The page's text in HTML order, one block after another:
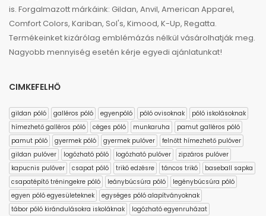
is. Forgalmazott márkáink: Gildan, Anvil, American Apparel,
Comfort Colors, Kariban, Sol's, Kimood, K-Up, Regatta.
Termékeinket kizárólag emblémázás nélkül vásárolhatják meg.
Nagyobb mennyiség esetén kérje egyedi ajánlatunkat!
CIMKEFELHŐ
gildan póló galléros póló egyenpóló póló ovisoknak
póló iskolásoknak
hímezhető galléros póló
céges póló munkaruha
pamut galléros póló
pamut póló
gyermek póló gyermek pulóver
felnőtt hímezhető pulóver
gildan pulóver
logózható póló logózható pulóver
zipzáros pulóver
kapucnis pulóver
csapat póló trikó edzésre táncos trikó
baseball sapka
csapatépítő tréningekre póló
leánybúcsúra póló
legénybúcsúra póló
egyen póló egyesületeknek
egységes póló alapítványoknak
tábor póló kirándulásokra iskoláknak
logózható egyenruházat